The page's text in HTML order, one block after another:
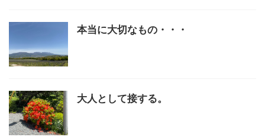
本当に大切なもの・・・
大人として接する。